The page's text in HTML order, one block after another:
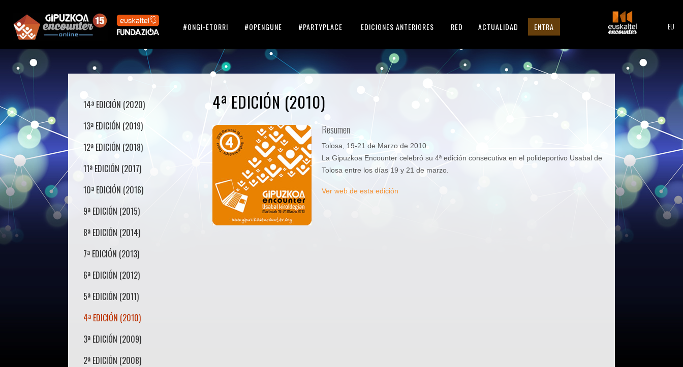
#ONGI-ETORRI #OPENGUNE #PARTYPLACE EDICIONES ANTERIORES RED ACTUALIDAD ENTRA EU
14ª EDICIÓN (2020)
13ª EDICIÓN (2019)
12ª EDICIÓN (2018)
11ª EDICIÓN (2017)
10ª EDICIÓN (2016)
9ª EDICIÓN (2015)
8ª EDICIÓN (2014)
7ª EDICIÓN (2013)
6ª EDICIÓN (2012)
5ª EDICIÓN (2011)
4ª EDICIÓN (2010)
3ª EDICIÓN (2009)
2ª EDICIÓN (2008)
4ª EDICIÓN (2010)
Resumen
Tolosa, 19-21 de Marzo de 2010.
La Gipuzkoa Encounter celebró su 4ª edición consecutiva en el polideportivo Usabal de
Tolosa entre los días 19 y 21 de marzo.
Ver web de esta edición